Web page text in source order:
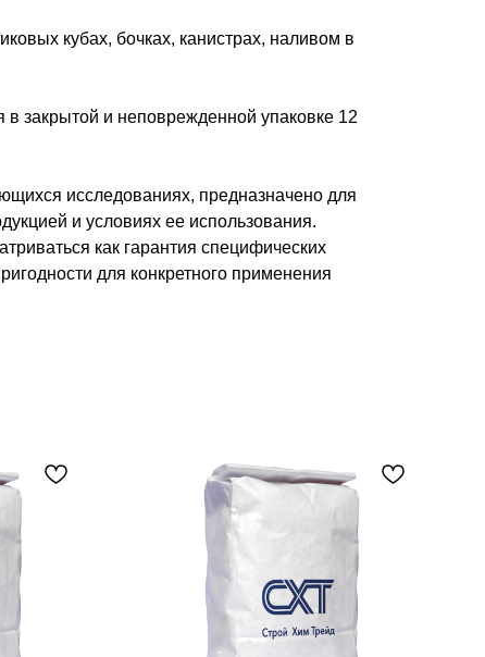
кубах, бочках, канистрах, наливом в
в закрытой и неповрежденной упаковке 12
исследованиях, предназначено для
и условиях ее использования.
как гарантия специфических
для конкретного применения